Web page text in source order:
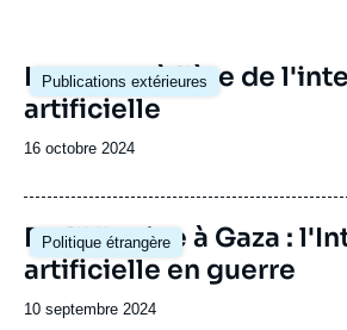
Publications extérieures
Image
principale
La guerre à l'ère de
artificielle
Date
publication
16 octobre 2024
Politique étrangère
Image
principale
De l'Ukraine à Gaza :
artificielle en guerre
Date
10 septembre 2024